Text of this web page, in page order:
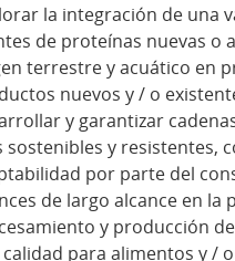
la integración de una
de proteínas nuevas o
terrestre y acuático en
nuevos y / o
y garantizar
sostenibles y resistentes,
por parte del
de largo alcance en la
y producción
para alimentos y /